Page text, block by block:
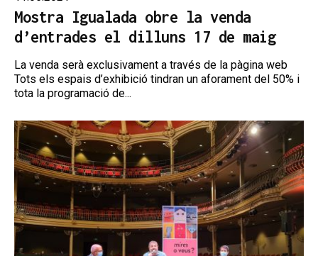
Mostra Igualada obre la venda
d’entrades el dilluns 17 de maig
La venda serà exclusivament a través de la pàgina web
Tots els espais d’exhibició tindran un aforament del 50% i
tota la programació de...